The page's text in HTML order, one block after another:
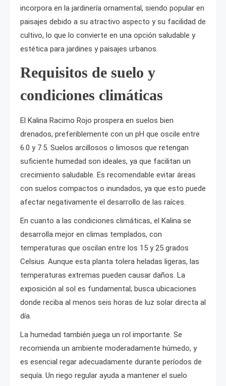
incorpora en la jardinería ornamental, siendo popular en
paisajes debido a su atractivo aspecto y su facilidad de
cultivo, lo que lo convierte en una opción saludable y
estética para jardines y paisajes urbanos.
Requisitos de suelo y
condiciones climáticas
El Kalina Racimo Rojo prospera en suelos bien
drenados, preferiblemente con un pH que oscile entre
6.0 y 7.5. Suelos arcillosos o limosos que retengan
suficiente humedad son ideales, ya que facilitan un
crecimiento saludable. Es recomendable evitar áreas
con suelos compactos o inundados, ya que esto puede
afectar negativamente el desarrollo de las raíces.
En cuanto a las condiciones climáticas, el Kalina se
desarrolla mejor en climas templados, con
temperaturas que oscilan entre los 15 y 25 grados
Celsius. Aunque esta planta tolera heladas ligeras, las
temperaturas extremas pueden causar daños. La
exposición al sol es fundamental; busca ubicaciones
donde reciba al menos seis horas de luz solar directa al
día.
La humedad también juega un rol importante. Se
recomienda un ambiente moderadamente húmedo, y
es esencial regar adecuadamente durante períodos de
sequía. Un riego regular ayuda a mantener el suelo